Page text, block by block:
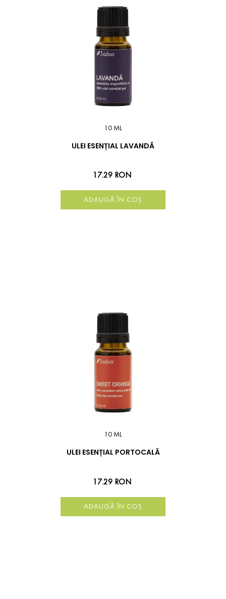
10 ML
ULEI ESENȚIAL LAVANDĂ
17.29 RON
ADAUGĂ ÎN COȘ
10 ML
ULEI ESENȚIAL PORTOCALĂ
17.29 RON
ADAUGĂ ÎN COȘ